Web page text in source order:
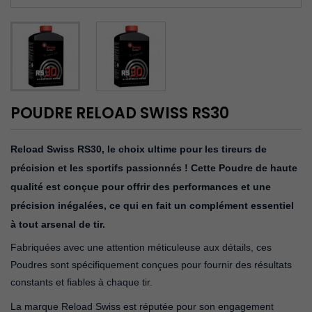
POUDRE RELOAD SWISS RS30
Reload Swiss RS30, le choix ultime pour les tireurs de
précision et les sportifs passionnés ! Cette Poudre de haute
qualité est conçue pour offrir des performances et une
précision inégalées, ce qui en fait un complément essentiel
à tout arsenal de tir.
Fabriquées avec une attention méticuleuse aux détails, ces
Poudres sont spécifiquement conçues pour fournir des résultats
constants et fiables à chaque tir.
La marque Reload Swiss est réputée pour son engagement